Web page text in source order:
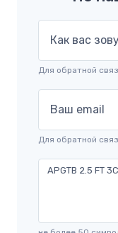
Как вас
Для обратной
Ваш email
Для обратной